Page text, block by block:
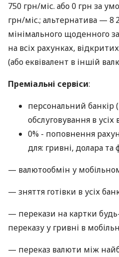
750 грн/міс. або 0 грн за
грн/міс.; альтернатива — 8
мінімального щоденного
на всіх рахунках,
(або еквівалент в іншій
Преміальні сервіси:
персональний банкір
обслуговування в усіх
0% - поповнення
для: гривні, долара та
— валютообмін у
— зняття готівки в усіх
— перекази на картки
переказу у гривні в
— переказ валюти між